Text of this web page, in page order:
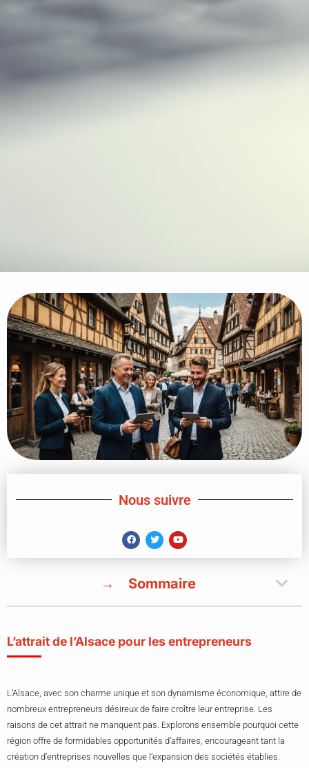
Nous suivre
Sommaire
L’attrait de l’Alsace pour les entrepreneurs
L’Alsace, avec son charme unique et son dynamisme économique, attire de
nombreux entrepreneurs désireux de faire croître leur entreprise. Les
raisons de cet attrait ne manquent pas. Explorons ensemble pourquoi cette
région offre de formidables opportunités d’affaires, encourageant tant la
création d’entreprises nouvelles que l’expansion des sociétés établies.